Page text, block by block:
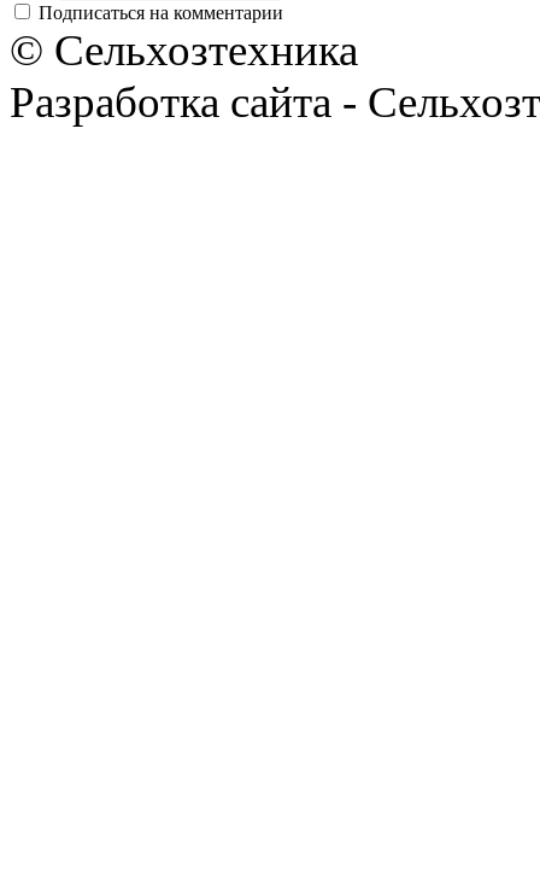
Подписаться на комментарии
© Сельхозтехника
Разработка сайта -